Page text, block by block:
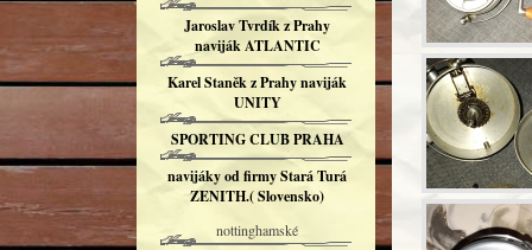
Jaroslav Tvrdík z Prahy
naviják ATLANTIC
Karel Staněk z Prahy naviják
UNITY
SPORTING CLUB PRAHA
navijáky od firmy Stará Turá
ZENITH.( Slovensko)
nottinghamské